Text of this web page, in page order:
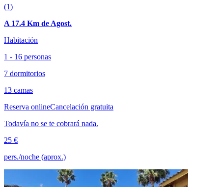
(1)
A 17.4 Km de Agost.
Habitación
1 - 16 personas
7 dormitorios
13 camas
Reserva onlineCancelación gratuita
Todavía no se te cobrará nada.
25 €
pers./noche (aprox.)